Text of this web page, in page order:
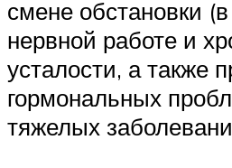
смене обстановки
нервной работе и
усталости, а также
гормональных
тяжелых